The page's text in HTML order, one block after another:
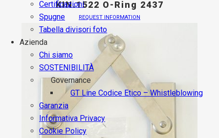
Certificazioni
Spugne
Tabella divisori foto
Azienda
Chi siamo
SOSTENIBILITÀ
Governance
GT Line Codice Etico – Whistleblowing
Garanzia
Informativa Privacy
Cookie Policy
KIN.1522 O-Ring 2437
REQUEST INFORMATION